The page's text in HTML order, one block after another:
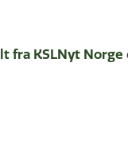
fra KSLNyt Norge